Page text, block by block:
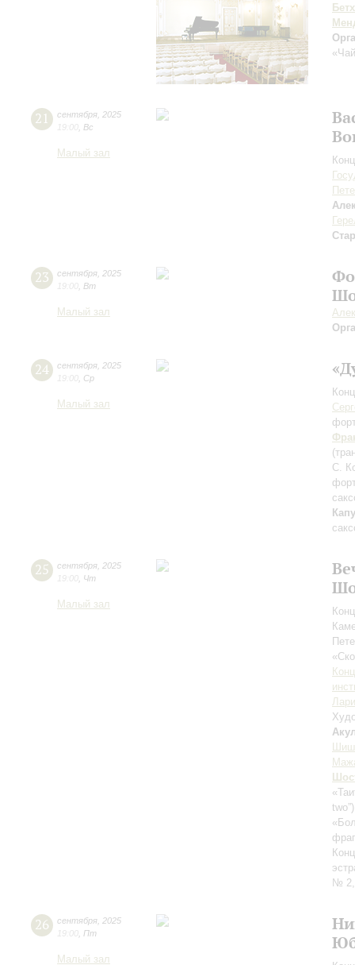
21 сентября 2025
19:00 Вс
Малый зал
23 сентября 2025
19:00 Вт
Малый зал
24 сентября 2025
19:00 Ср
Малый зал
С.
25 сентября 2025
19:00 Чт
Малый зал
№ 2,
26 сентября 2025
19:00 Пт
Малый зал